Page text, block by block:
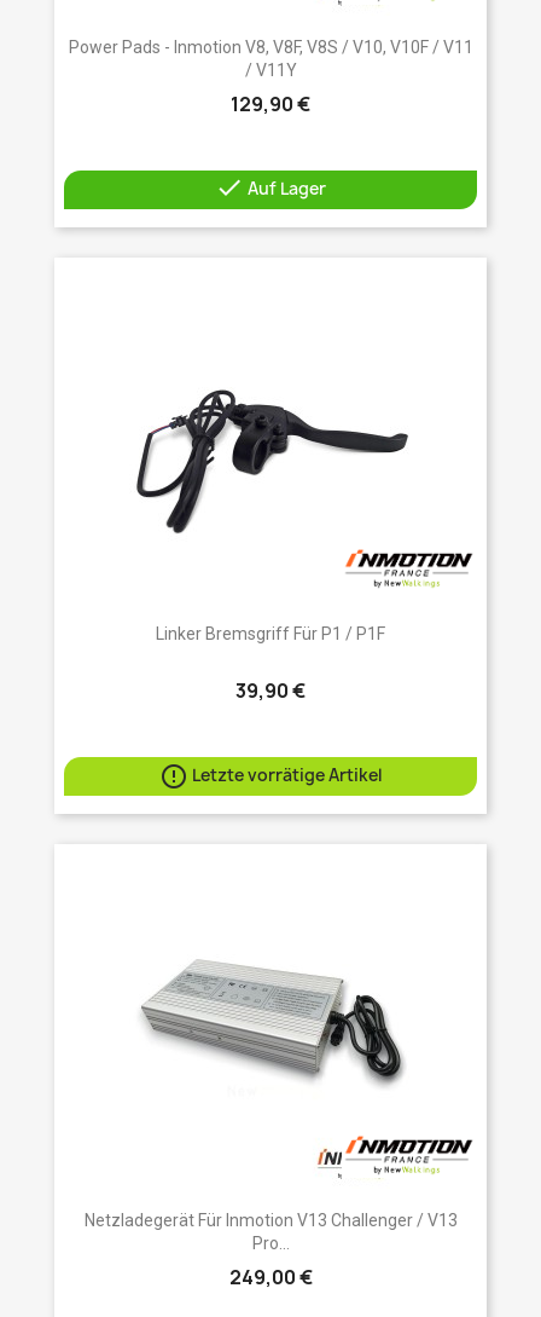
Power Pads - Inmotion V8, V8F, V8S / V10, V10F / V11
/ V11Y
129,90 €
 Auf Lager
Linker Bremsgriff Für P1 / P1F
39,90 €
 Letzte vorrätige Artikel
Netzladegerät Für Inmotion V13 Challenger / V13
Pro...
249,00 €